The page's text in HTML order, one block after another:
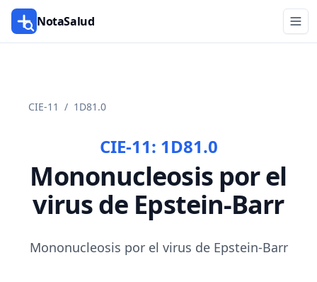
NotaSalud
CIE-11 / 1D81.0
CIE-11: 1D81.0
Mononucleosis por el
virus de Epstein-Barr
Mononucleosis por el virus de Epstein-Barr